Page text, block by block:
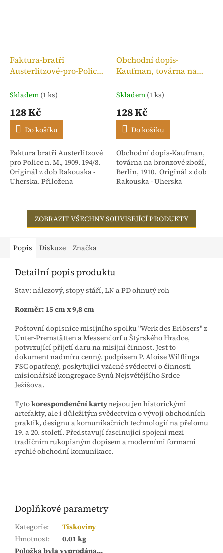
Faktura-bratři
Austerlitzové-pro-Police
Skladem (1 ks)
128 Kč
Do košíku
Faktura bratři Austerlitzové
pro Police n. M., 1909. 194/8.
Originál z dob Rakouska -
Uherska. Přiložena
dříve Isac...
Obchodní dopis-
Kaufman, továrna na
Skladem (1 ks)
128 Kč
Do košíku
Obchodní dopis-Kaufman,
továrna na bronzové zboží,
Berlin, 1910. Originál z dob
Rakouska - Uherska
ZOBRAZIT VŠECHNY SOUVISEJÍCÍ PRODUKTY
Popis Diskuze Značka
Detailní popis produktu
Stav: nálezový, stopy stáří, LN a PD ohnutý roh
Rozměr: 15 cm x 9,8 cm
Poštovní dopisnice misijního spolku "Werk des Erlösers" z
Unter-Premstätten a Messendorf u Štýrského Hradce,
potvrzující přijetí daru na misijní činnost. Jest to
dokument nadmíru cenný, podpisem P. Aloise Wilflinga
FSC opatřený, poskytující vzácné svědectví o činnosti
misionářské kongregace Synů Nejsvětějšího Srdce
Ježíšova.
Tytokorespondenční kartynejsou jen historickými
artefakty, ale i důležitým svědectvím o vývoji obchodních
praktik, designu a komunikačních technologií na přelomu
19. a 20. století. Představují fascinující spojení mezi
tradičním rukopisným dopisem a moderními formami
rychlé obchodní komunikace.
Doplňkové parametry
Kategorie:
Tiskoviny
Hmotnost:
0.01 kg
Položka byla vyprodána…